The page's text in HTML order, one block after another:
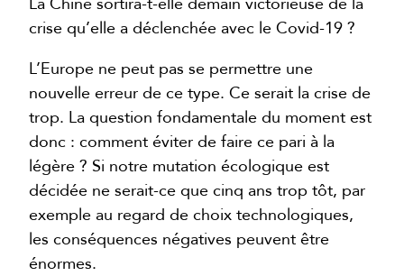
crise qu’elle a déclenchée avec le Covid-19 ?
L’Europe ne peut pas se permettre une
nouvelle erreur de ce type. Ce serait la crise de
trop. La question fondamentale du moment est
donc : comment éviter de faire ce pari à la
légère ? Si notre mutation écologique est
décidée ne serait-ce que cinq ans trop tôt, par
exemple au regard de choix technologiques,
les conséquences négatives peuvent être
énormes.